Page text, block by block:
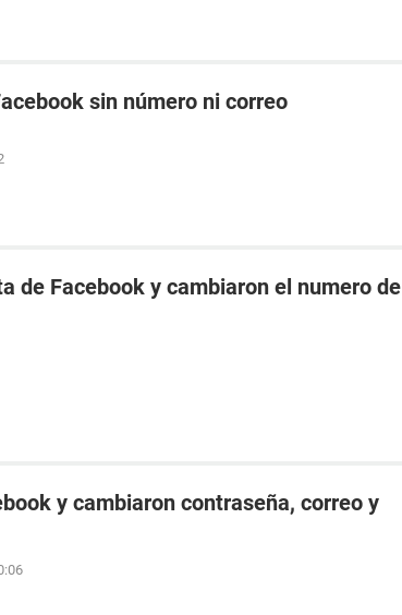
sin número ni correo
de Facebook y cambiaron el numero de
y cambiaron contraseña, correo y